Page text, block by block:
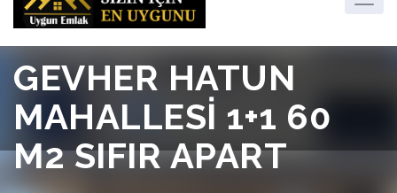
GEVHER HATUN
MAHALLESİ 1+1 60
M2 SIFIR APART